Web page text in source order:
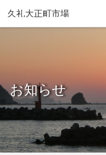
久礼大正町市場
お知らせ